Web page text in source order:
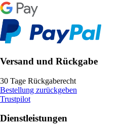
Versand und Rückgabe
30 Tage Rückgaberecht
Bestellung zurückgeben
Trustpilot
Dienstleistungen